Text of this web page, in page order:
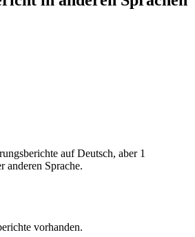
auf Deutsch, aber 1
anderen Sprache.
vorhanden.